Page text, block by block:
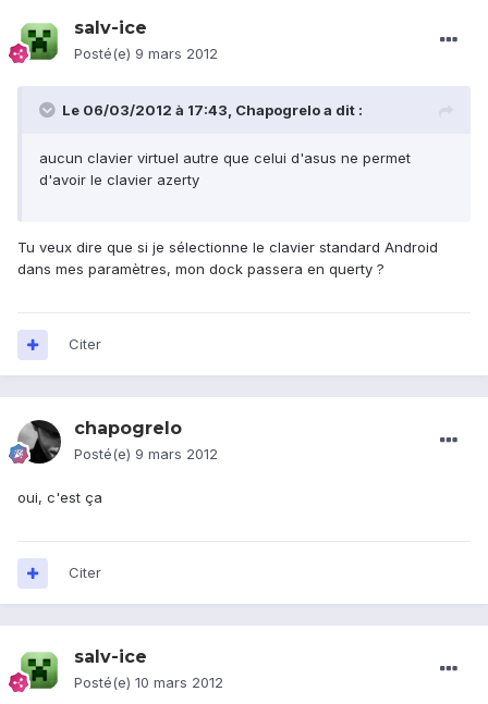
salv-ice
Posté(e) 9 mars 2012
Le 06/03/2012 à 17:43, Chapogrelo a dit :
aucun clavier virtuel autre que celui d'asus ne permet
d'avoir le clavier azerty
Tu veux dire que si je sélectionne le clavier standard Android
dans mes paramètres, mon dock passera en querty ?
Citer
chapogrelo
Posté(e) 9 mars 2012
oui, c'est ça
Citer
salv-ice
Posté(e) 10 mars 2012